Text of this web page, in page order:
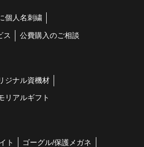
個人名刺繍
ス 公費購入のご相談
ジナル資機材
リアルギフト
ト ゴーグル/保護メガネ